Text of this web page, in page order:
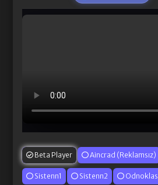
Beta Player Aincrad (Reklamsız)
Sistenn1 Sistenn2